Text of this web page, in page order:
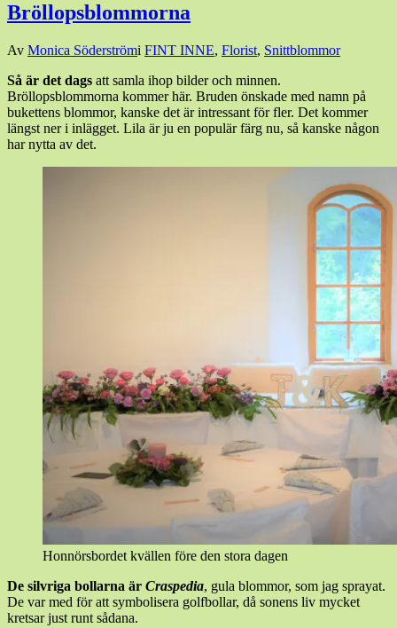
Bröllopsblommorna
Den
september,
201715
september,
2017
Av Monica Söderströmi FINT INNE, Florist, Snittblommor
Så är det dags att samla ihop bilder och minnen.
Bröllopsblommorna kommer här. Bruden önskade med namn på
bukettens blommor, kanske det är intressant för fler. Det kommer
längst ner i inlägget. Lila är ju en populär färg nu, så kanske någon
har nytta av det.
Honnörsbordet kvällen före den stora dagen
De silvriga bollarna är Craspedia, gula blommor, som jag sprayat.
De var med för att symbolisera golfbollar, då sonens liv mycket
kretsar just runt sådana.